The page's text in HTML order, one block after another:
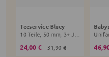
Teeservice Bluey
24,00 € 31,90 €